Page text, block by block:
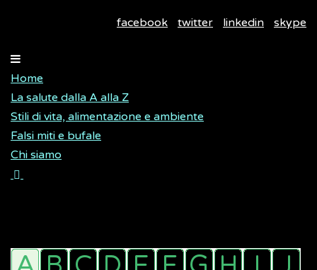
facebook twitter linkedin skype
Home
La salute dalla A alla Z
Stili di vita, alimentazione e ambiente
Falsi miti e bufale
Chi siamo